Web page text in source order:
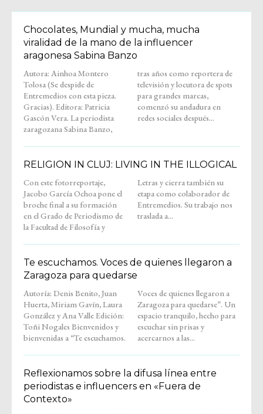
Chocolates, Mundial y mucha, mucha
viralidad de la mano de la influencer
aragonesa Sabina Banzo
Autora: Ainhoa Montero
Tolosa (Se despide de
Entremedios con esta pieza.
Gracias). Editora: Patricia
Gascón Vera. La periodista
zaragozana Sabina Banzo,
tras años como reportera de
televisión y locutora de spots
para grandes marcas,
comenzó su andadura en
redes sociales después...
RELIGION IN CLUJ: LIVING IN THE ILLOGICAL
Con este fotorreportaje,
Jacobo García Ochoa pone el
broche final a su formación
en el Grado de Periodismo de
la Facultad de Filosofía y
Letras y cierra también su
etapa como colaborador de
Entremedios. Su trabajo nos
traslada a...
Te escuchamos. Voces de quienes llegaron a
Zaragoza para quedarse
Autoría: Denis Benito, Juan
Huerta, Miriam Gavín, Laura
González y Ana Valle Edición:
Toñi Nogales Bienvenidos y
bienvenidas a “Te escuchamos.
Voces de quienes llegaron a
Zaragoza para quedarse”. Un
espacio tranquilo, hecho para
escuchar sin prisas y
acercarnos a las...
Reflexionamos sobre la difusa línea entre
periodistas e influencers en «Fuera de
Contexto»